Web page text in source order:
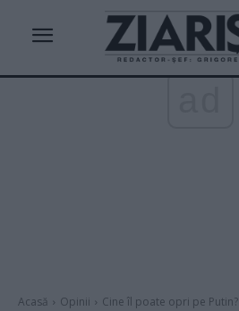
Acasă Opinii Cine îl poate opri pe Putin?